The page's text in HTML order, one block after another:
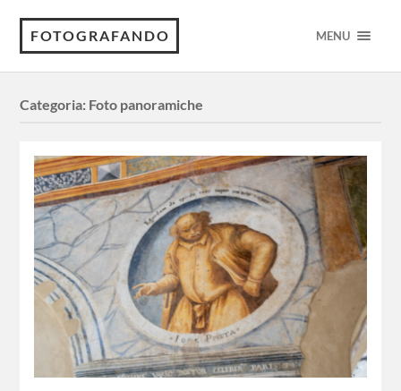
FOTOGRAFANDO MENU
Categoria: Foto panoramiche